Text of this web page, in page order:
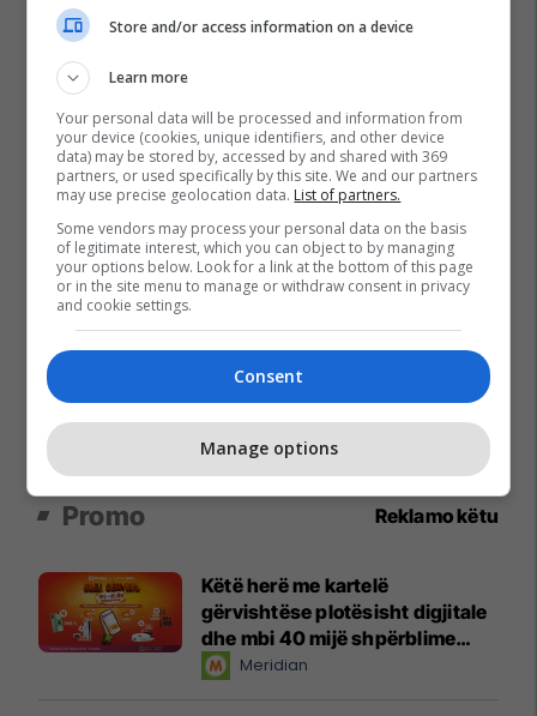
Promo Reklamo këtu
Këtë herë me kartelë
gërvishtëse plotësisht digjitale
dhe mbi 40 mijë shpërblime
instant!Meridian
Store and/or access information on a device
Learn more
Your personal data will be processed and information from
your device (cookies, unique identifiers, and other device
data) may be stored by, accessed by and shared with 369
partners, or used specifically by this site. We and our partners
may use precise geolocation data. List of partners.
Some vendors may process your personal data on the basis
of legitimate interest, which you can object to by managing
your options below. Look for a link at the bottom of this page
or in the site menu to manage or withdraw consent in privacy
and cookie settings.
Consent
Manage options